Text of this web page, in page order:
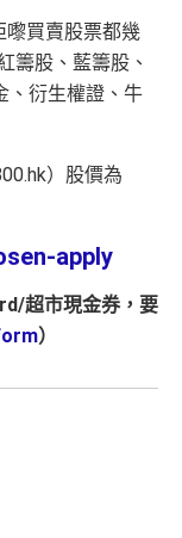
嚟買賣股票都幾
籌股、藍籌股、
、衍生權證、牛
）股價為
apply
超市現金券，要
）